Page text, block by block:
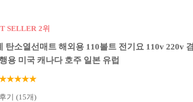
SELLER 2위
소열선매트 해외용 110볼트 전기요 110v 220v 겸
용 미국 캐나다 호주 일본 유럽
후기 (15개)